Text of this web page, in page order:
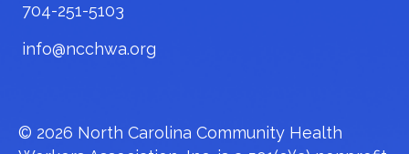
704-251-5103
info@ncchwa.org
© 2026 North Carolina Community Health